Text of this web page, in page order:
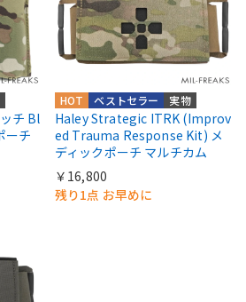
チ Bl
ーチ
実物
ベストセラー
HOT
Haley Strategic ITRK (Improv
ed Trauma Response Kit) メ
ディックポーチ マルチカム
￥16,800
残り1点 お早めに